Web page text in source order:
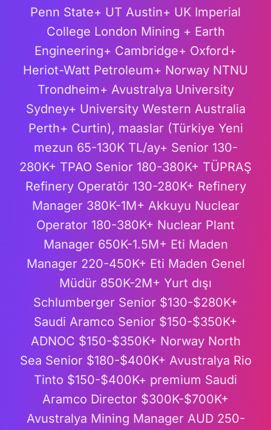
Penn State+ UT Austin+ UK Imperial
College London Mining + Earth
Engineering+ Cambridge+ Oxford+
Heriot-Watt Petroleum+ Norway NTNU
Trondheim+ Avustralya University
Sydney+ University Western Australia
Perth+ Curtin), maaslar (Türkiye Yeni
mezun 65-130K TL/ay+ Senior 130-
280K+ TPAO Senior 180-380K+ TÜPRAŞ
Refinery Operatör 130-280K+ Refinery
Manager 380K-1M+ Akkuyu Nuclear
Operator 180-380K+ Nuclear Plant
Manager 650K-1.5M+ Eti Maden
Manager 220-450K+ Eti Maden Genel
Müdür 850K-2M+ Yurt dışı
Schlumberger Senior $130-$280K+
Saudi Aramco Senior $150-$350K+
ADNOC $150-$350K+ Norway North
Sea Senior $180-$400K+ Avustralya Rio
Tinto $150-$400K+ premium Saudi
Aramco Director $300K-$700K+
Avustralya Mining Manager AUD 250-